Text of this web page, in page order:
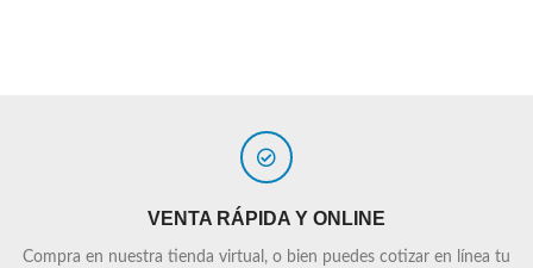
VENTA RÁPIDA Y ONLINE
Compra en nuestra tienda virtual, o bien puedes cotizar en línea tu